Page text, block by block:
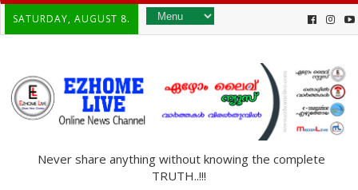
SATURDAY, AUGUST 8.
Never share anything without knowing the complete
TRUTH..!!!